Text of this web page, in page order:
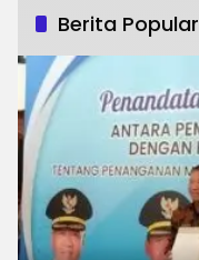
Berita Popular